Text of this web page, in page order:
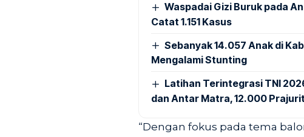
Waspadai Gizi Buruk pada
Catat 1.151 Kasus
Sebanyak 14.057 Anak di
Mengalami Stunting
Latihan Terintegrasi TNI
dan Antar Matra, 12.000
“Dengan fokus pada tema